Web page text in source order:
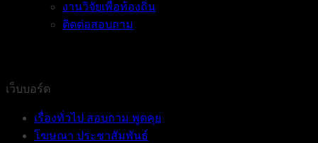
งานวิจัยเพื่อท้องถิ่น
ติดต่อสอบถาม
เว็บบอร์ด
เรื่องทั่วไป สอบถาม พูดคุย
โฆษณา ประชาสัมพันธ์